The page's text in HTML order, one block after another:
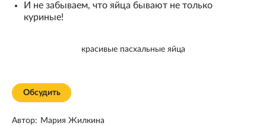
И не забываем, что яйца бывают не только
куриные!
красивые пасхальные яйца
Обсудить
Автор: Мария Жилкина